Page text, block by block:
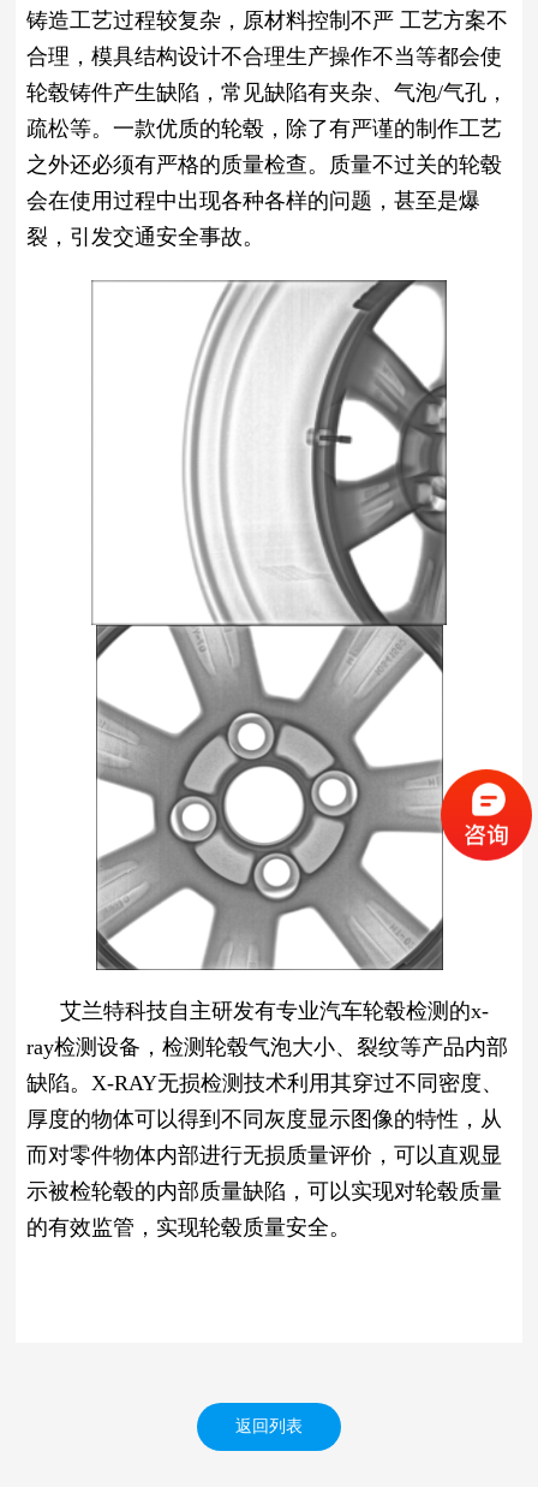
铸造工艺过程较复杂，原材料控制不严 工艺方案不
合理，模具结构设计不合理生产操作不当等都会使
轮毂铸件产生缺陷，常见缺陷有夹杂、气泡/气孔，
疏松等。一款优质的轮毂，除了有严谨的制作工艺
之外还必须有严格的质量检查。质量不过关的轮毂
会在使用过程中出现各种各样的问题，甚至是爆
裂，引发交通安全事故。
艾兰特科技自主研发有专业汽车轮毂检测的x-
ray检测设备，检测轮毂气泡大小、裂纹等产品内部
缺陷。 X-RAY无损检测技术利用其穿过不同密度、
厚度的物体可以得到不同灰度显示图像的特性，从
而对零件物体内部进行无损质量评价，可以直观显
示被检轮毂的内部质量缺陷，可以实现对轮毂质量
的有效监管，实现轮毂质量安全。
返回列表